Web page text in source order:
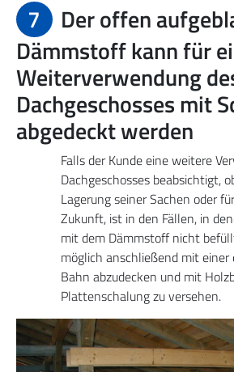
7
Der offen
Dämmstoff kann für
Weiterverwendung
Dachgeschosses mit
abgedeckt werden
Falls der Kunde eine weitere
Dachgeschosses beabsichtigt,
Lagerung seiner Sachen oder
Zukunft, ist in den Fällen, in
mit dem Dämmstoff nicht
möglich anschließend mit
Bahn abzudecken und mit
Plattenschalung zu versehen.